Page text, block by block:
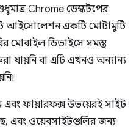
Chrome ডেস্কটপের
আইসোলেশন একটি মোটামুটি
মোবাইল ডিভাইসে সমস্ত
যায়নি বা এটি এখনও অন্যান্য
ফায়ারফক্স উভয়েরই সাইট
এবং ওয়েবসাইটগুলির জন্য